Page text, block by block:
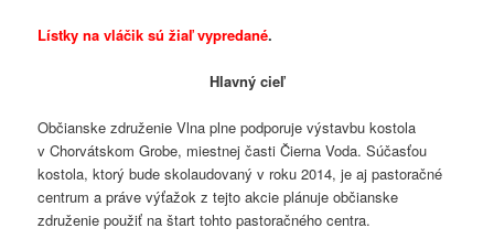
Lístky na vláčik sú žiaľ vypredané.
Hlavný cieľ
Občianske združenie Vlna plne podporuje výstavbu kostola
v Chorvátskom Grobe, miestnej časti Čierna Voda. Súčasťou
kostola, ktorý bude skolaudovaný v roku 2014, je aj pastoračné
centrum a práve výťažok z tejto akcie plánuje občianske
združenie použiť na štart tohto pastoračného centra.